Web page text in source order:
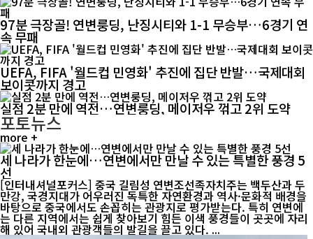
97분 극장골! 연변룽딩, 난징시티와 1-1 무승부…6경기 연
속 무패
UEFA, FIFA '월드컵 민영화' 추진에 집단 반발…국제대회
보이콧까지 경고
실점 2분 만에 역전…연변룽딩, 메이저우 꺾고 2위 도약
포토뉴스
more +
세 나라가 한눈에…연변에서만 만날 수 있는 특별한 풍경 5
선
[인터내셔널포커스] 중국 길림성 연변조선족자치주는 백두산과 두
만강, 국경지대가 어우러진 독특한 자연환경과 역사·문화적 배경을
바탕으로 중국에서도 손꼽히는 관광지로 평가받는다. 특히 연변에
는 다른 지역에서는 쉽게 찾아보기 힘든 이색 풍경들이 곳곳에 자리
해 있어 국내외 관광객들의 발길을 끌고 있다. ...